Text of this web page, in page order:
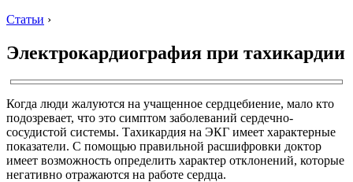
Статьи ›
Электрокардиография при тахикардии
Когда люди жалуются на учащенное сердцебиение, мало кто
подозревает, что это симптом заболеваний сердечно-
сосудистой системы. Тахикардия на ЭКГ имеет характерные
показатели. С помощью правильной расшифровки доктор
имеет возможность определить характер отклонений, которые
негативно отражаются на работе сердца.